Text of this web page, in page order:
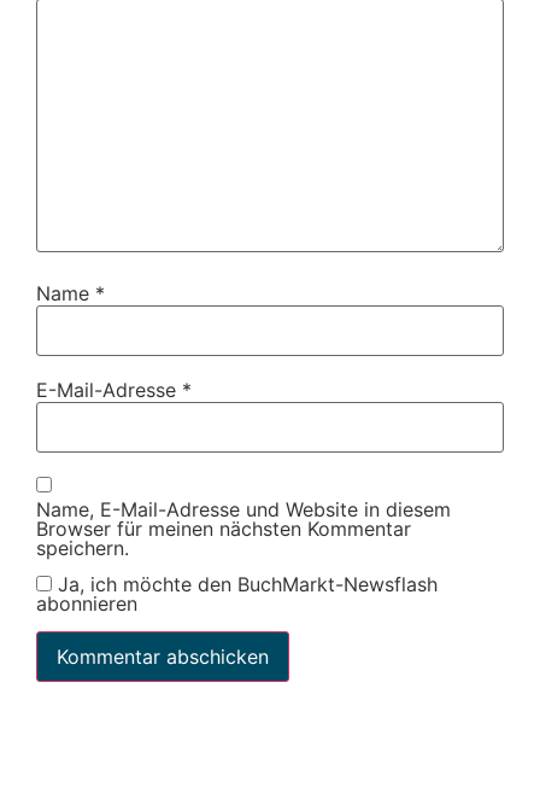
Name *
E-Mail-Adresse *
Name, E-Mail-Adresse und Website in diesem
Browser für meinen nächsten Kommentar
speichern.
Ja, ich möchte den BuchMarkt-Newsflash
abonnieren